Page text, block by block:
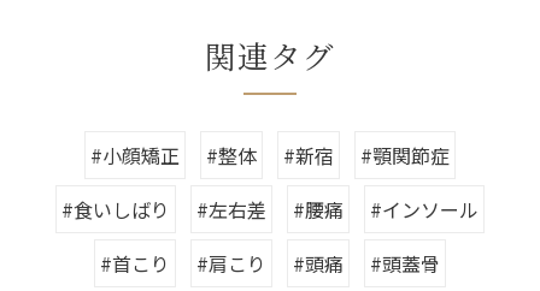
関連タグ
#小顔矯正 #整体 #新宿
#顎関節症
#食いしばり
#左右差 #腰痛
#インソール
#首こり
#肩こり #頭痛
#頭蓋骨